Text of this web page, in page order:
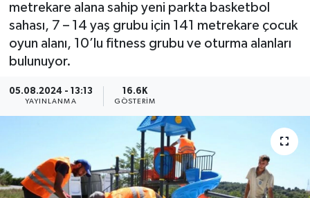
metrekare alana sahip yeni parkta basketbol
sahası, 7 – 14 yaş grubu için 141 metrekare çocuk
oyun alanı, 10’lu fitness grubu ve oturma alanları
bulunuyor.
05.08.2024 - 13:13
YAYINLANMA
16.6K
GÖSTERIM
KEMERBURGAZ
KÜLTÜR - SANAT
MAGAZİN
SAĞLIK